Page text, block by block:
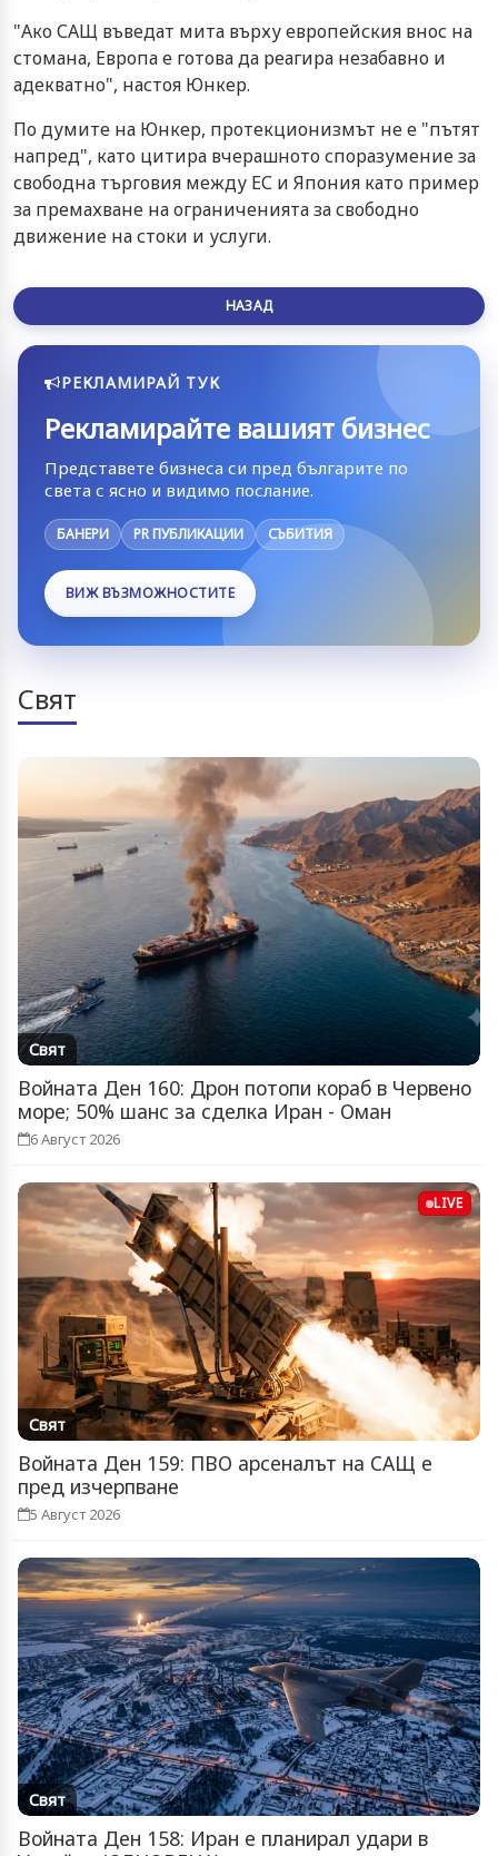
"Ако САЩ въведат мита върху европейския внос на
стомана, Европа е готова да реагира незабавно и
адекватно", настоя Юнкер.
По думите на Юнкер, протекционизмът не е "пътят
напред", като цитира вчерашното споразумение за
свободна търговия между ЕС и Япония като пример
за премахване на ограниченията за свободно
движение на стоки и услуги.
НАЗАД
РЕКЛАМИРАЙ ТУК
Рекламирайте вашият бизнес
Представете бизнеса си пред българите по
света с ясно и видимо послание.
БАНЕРИ PR ПУБЛИКАЦИИ СЪБИТИЯ
ВИЖ ВЪЗМОЖНОСТИТЕ
Свят
Свят
Войната Ден 160: Дрон потопи кораб в Червено
море; 50% шанс за сделка Иран - Оман
6 Август 2026
LIVE
Свят
Войната Ден 159: ПВО арсеналът на САЩ е
пред изчерпване
5 Август 2026
Свят
Войната Ден 158: Иран е планирал удари в